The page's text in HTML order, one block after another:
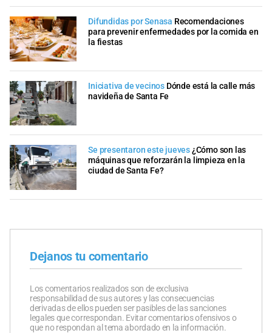
Difundidas por Senasa Recomendaciones
para prevenir enfermedades por la comida en
la fiestas
Iniciativa de vecinos Dónde está la calle más
navideña de Santa Fe
Se presentaron este jueves¿Cómo son las
máquinas que reforzarán la limpieza en la
ciudad de Santa Fe?
Dejanos tu comentario
Los comentarios realizados son de exclusiva
responsabilidad de sus autores y las consecuencias
derivadas de ellos pueden ser pasibles de las sanciones
legales que correspondan. Evitar comentarios ofensivos o
que no respondan al tema abordado en la información.